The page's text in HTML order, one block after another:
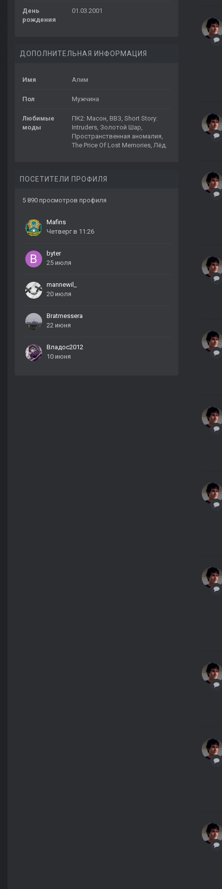
День
рождения
01.03.2001
ДОПОЛНИТЕЛЬНАЯ ИНФОРМАЦИЯ
Имя Алим
Пол Мужчина
Любимые
моды
ПК2: Масон, ВВЗ, Short Story:
Intruders, Золотой Шар,
Пространственная аномалия,
The Price Of Lost Memories, Лёд.
ПОСЕТИТЕЛИ ПРОФИЛЯ
5 890 просмотров профиля
Mafins
Четверг в 11:26
byter
25 июля
mannewil_
20 июля
Bratmessera
22 июня
Владос2012
10 июня